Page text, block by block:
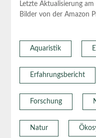
Letzte Aktualisierung
Bilder von der Amazon
Aquaristik
Erfahrungsbericht
Forschung
Natur